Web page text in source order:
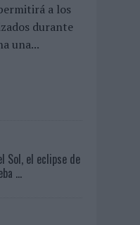
a los
durante
una...
Sol, el eclipse de
...